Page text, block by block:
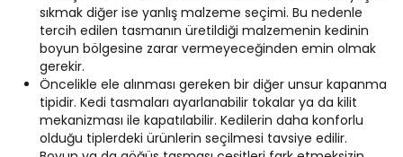
sıkmak diğer ise yanlış malzeme seçimi. Bu nedenle
tercih edilen tasmanın üretildiği malzemenin kedinin
boyun bölgesine zarar vermeyeceğinden emin olmak
gerekir.
Öncelikle ele alınması gereken bir diğer unsur kapanma
tipidir. Kedi tasmaları ayarlanabilir tokalar ya da kilit
mekanizması ile kapatılabilir. Kedilerin daha konforlu
olduğu tiplerdeki ürünlerin seçilmesi tavsiye edilir.